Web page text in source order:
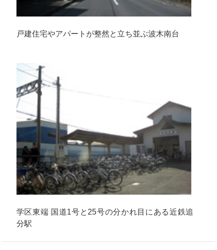
戸建住宅やアパートが整然と立ち並ぶ波木南台
学区東端 国道1号と25号の分かれ目にある近鉄追
分駅